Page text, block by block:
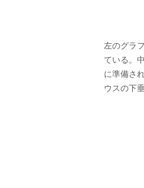
左のグラ
ている。
に準備さ
ウスの下